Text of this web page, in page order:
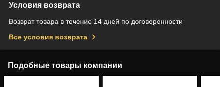
Условия возврата
Возврат товара в течение 14 дней по договоренности
Все условия возврата
Подобные товары компании